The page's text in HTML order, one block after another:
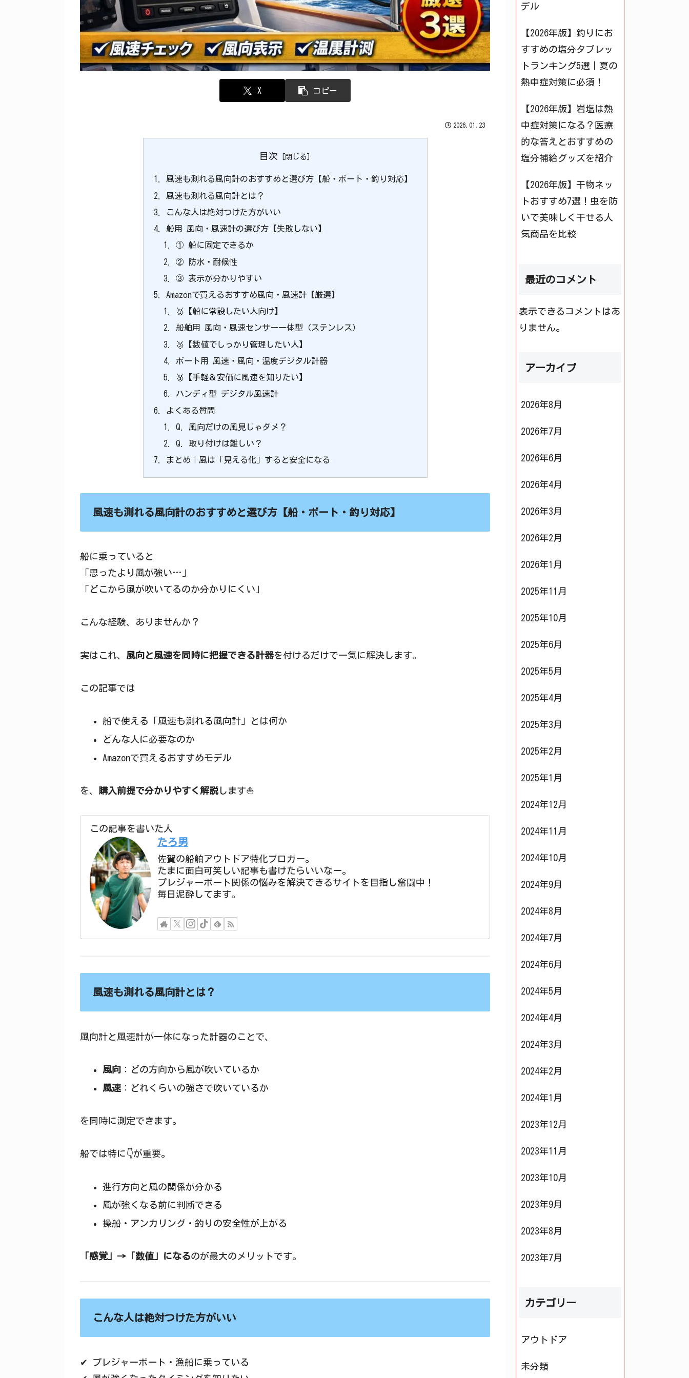
X コピー
2026.01.23
目次
風速も測れる風向計のおすすめと選び方【船・ボート・釣り対応】
風速も測れる風向計とは？
こんな人は絶対つけた方がいい
船用 風向・風速計の選び方【失敗しない】
① 船に固定できるか
② 防水・耐候性
③ 表示が分かりやすい
Amazonで買えるおすすめ風向・風速計【厳選】
🥇【船に常設したい人向け】
船舶用 風向・風速センサー一体型（ステンレス）
🥈【数値でしっかり管理したい人】
ボート用 風速・風向・温度デジタル計器
🥉【手軽＆安価に風速を知りたい】
ハンディ型 デジタル風速計
よくある質問
Q. 風向だけの風見じゃダメ？
Q. 取り付けは難しい？
まとめ｜風は「見える化」すると安全になる
風速も測れる風向計のおすすめと選び方【船・ボート・釣り対応】
船に乗っていると
「思ったより風が強い…」
「どこから風が吹いてるのか分かりにくい」
こんな経験、ありませんか？
実はこれ、 風向と風速を同時に把握できる計器を付けるだけで一気に解決します。
この記事では
船で使える「風速も測れる風向計」とは何か
どんな人に必要なのか
Amazonで買えるおすすめモデル
を、 購入前提で分かりやすく解説します⛵️
この記事を書いた人
たろ男
佐賀の船舶アウトドア特化ブロガー。
たまに面白可笑しい記事も書けたらいいなー。
プレジャーボート関係の悩みを解決できるサイトを目指し奮闘中！
毎日泥酔してます。
風速も測れる風向計とは？
風向計と風速計が一体になった計器のことで、
風向：どの方向から風が吹いているか
風速：どれくらいの強さで吹いているか
を同時に測定できます。
船では特に👇が重要。
進行方向と風の関係が分かる
風が強くなる前に判断できる
操船・アンカリング・釣りの安全性が上がる
「感覚」→「数値」になるのが最大のメリットです。
こんな人は絶対つけた方がいい
✔ プレジャーボート・漁船に乗っている
デル
【2026年版】釣りにお
すすめの塩分タブレッ
トランキング5選｜夏の
熱中症対策に必須！
【2026年版】岩塩は熱
中症対策になる？医療
的な答えとおすすめの
塩分補給グッズを紹介
【2026年版】干物ネッ
トおすすめ7選！虫を防
いで美味しく干せる人
気商品を比較
最近のコメント
表示できるコメントはあ
りません。
アーカイブ
2026年8月
2026年7月
2026年6月
2026年4月
2026年3月
2026年2月
2026年1月
2025年11月
2025年10月
2025年6月
2025年5月
2025年4月
2025年3月
2025年2月
2025年1月
2024年12月
2024年11月
2024年10月
2024年9月
2024年8月
2024年7月
2024年6月
2024年5月
2024年4月
2024年3月
2024年2月
2024年1月
2023年12月
2023年11月
2023年10月
2023年9月
2023年8月
2023年7月
カテゴリー
アウトドア
未分類